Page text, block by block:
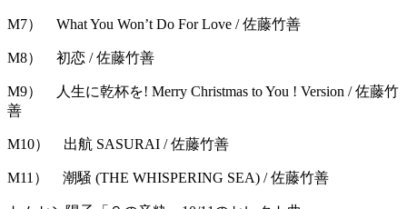
M7） What You Won’t Do For Love / 佐藤竹善
M8） 初恋 / 佐藤竹善
M9） 人生に乾杯を! Merry Christmas to You ! Version / 佐藤竹
善
M10） 出航 SASURAI / 佐藤竹善
M11） 潮騒 (THE WHISPERING SEA) / 佐藤竹善